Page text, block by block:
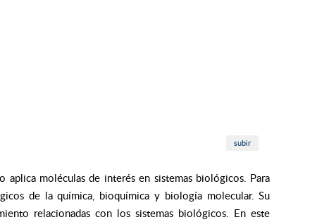
subir
aplica moléculas de interés en sistemas biológicos. Para
de la química, bioquímica y biología molecular. Su
relacionadas con los sistemas biológicos. En este